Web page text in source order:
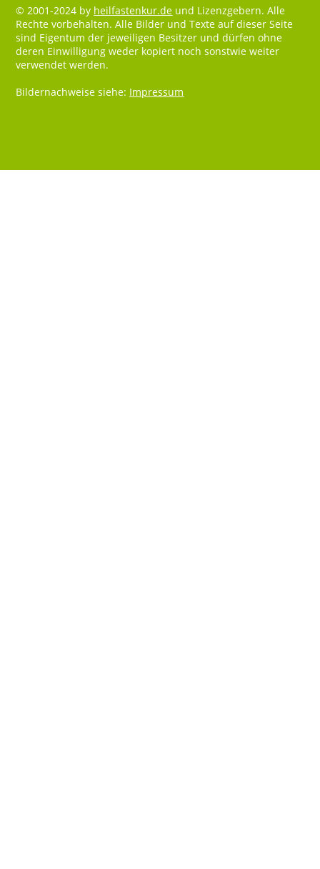
© 2001-2024 by heilfastenkur.de und Lizenzgebern. Alle
Rechte vorbehalten. Alle Bilder und Texte auf dieser Seite
sind Eigentum der jeweiligen Besitzer und dürfen ohne
deren Einwilligung weder kopiert noch sonstwie weiter
verwendet werden.
Bildernachweise siehe: Impressum